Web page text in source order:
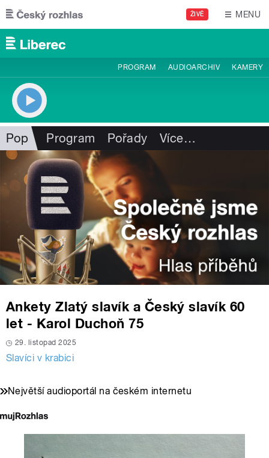
Přejít k hlavnímu obsahu
ŽIVĚ MENU
PROGRAM AUDIOARCHIV KAMERY
Pop Program Pořady Více…
Ankety Zlatý slavík a Český slavík 60
let - Karol Duchoň 75
29. listopad 2025
Slavíci v krabici
Největší audioportál na českém internetu